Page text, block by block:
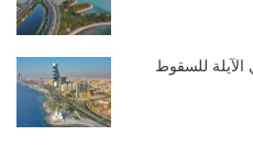
الآيلة للسقوط